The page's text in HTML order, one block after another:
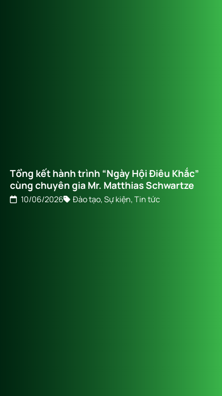
Tổng kết hành trình “Ngày Hội Điêu Khắc”
cùng chuyên gia Mr. Matthias Schwartze
10/06/2026 Đào tạo,Sự kiện,Tin tức